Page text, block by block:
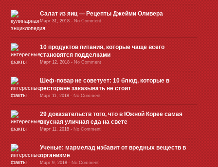
Салат из яиц — Рецепты Джейми Оливера
Март 31, 2018- No Comment
10 продуктов питания, которые чаще всего
становятся подделками
Март 12, 2018- No Comment
Шеф-повар не советует: 10 блюд, которые в
ресторане заказывать не стоит
Март 11, 2018- No Comment
29 доказательств того, что в Южной Корее самая
вкусная уличная еда на свете
Март 11, 2018- No Comment
Ученые: мармелад избавит от вредных веществ в
организме
Март 9, 2018- No Comment